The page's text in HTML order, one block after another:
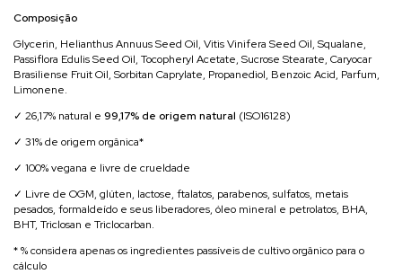
Composição
Glycerin, Helianthus Annuus Seed Oil, Vitis Vinifera Seed Oil, Squalane,
Passiflora Edulis Seed Oil, Tocopheryl Acetate, Sucrose Stearate, Caryocar
Brasiliense Fruit Oil, Sorbitan Caprylate, Propanediol, Benzoic Acid, Parfum,
Limonene.
✓ 26,17% natural e 99,17% de origem natural (ISO16128)
✓ 31% de origem orgânica*
✓ 100% vegana e livre de crueldade
✓ Livre de OGM, glúten, lactose, ftalatos, parabenos, sulfatos, metais
pesados, formaldeído e seus liberadores, óleo mineral e petrolatos, BHA,
BHT, Triclosan e Triclocarban.
* % considera apenas os ingredientes passíveis de cultivo orgânico para o
cálculo